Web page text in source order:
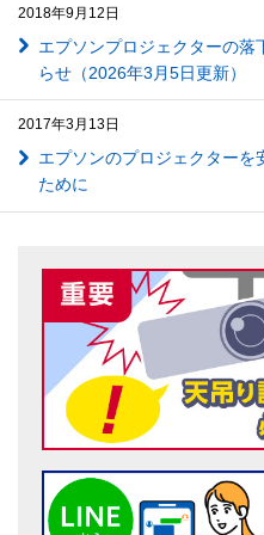
2018年9月12日
エプソンプロジェクターの落
らせ（2026年3月5日更新）
2017年3月13日
エプソンのプロジェクターを
ために